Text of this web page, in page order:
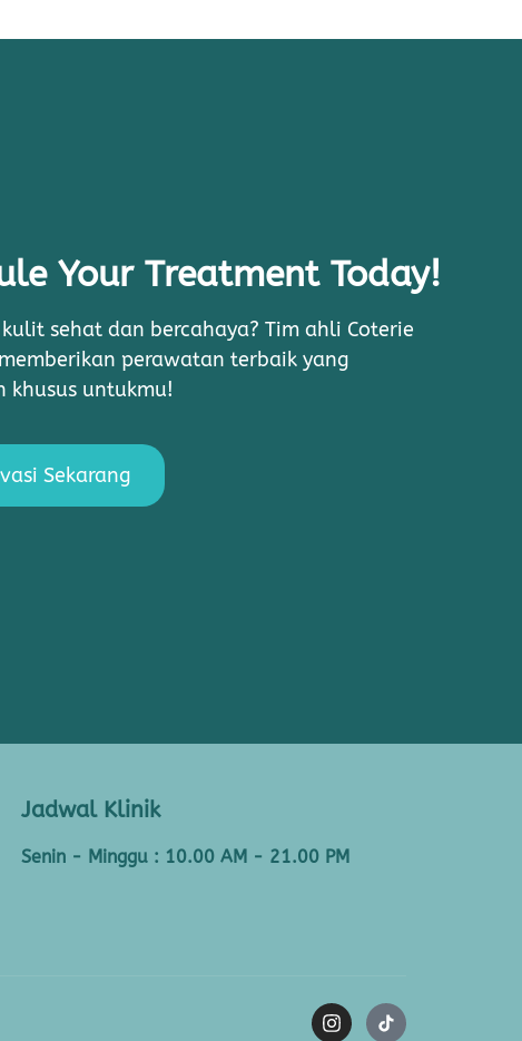
Your Treatment Today!
sehat dan bercahaya? Tim ahli Coterie
perawatan terbaik yang
khusus untukmu!
Sekarang
Jadwal Klinik
Senin - Minggu : 10.00 AM - 21.00 PM